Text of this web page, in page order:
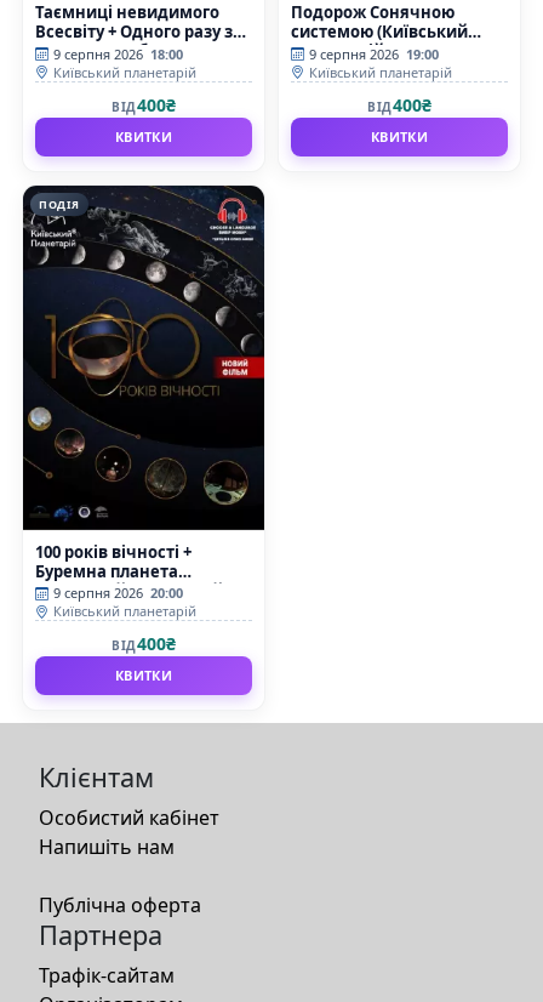
Таємниці невидимого
Всесвіту + Одного разу за
Великого Вибуху
(Київський планетарій)
9 серпня 2026 18:00
Київський планетарій
ВІД400₴
КВИТКИ
Подорож Сонячною
системою (Київський
планетарій)
9 серпня 2026 19:00
Київський планетарій
ВІД400₴
КВИТКИ
ПОДІЯ
100 років вічності +
Буремна планета
(Київський планетарій)
9 серпня 2026 20:00
Київський планетарій
ВІД400₴
КВИТКИ
Клієнтам
Особистий кабінет
Напишіть нам
Публічна оферта
Партнера
Трафік-сайтам